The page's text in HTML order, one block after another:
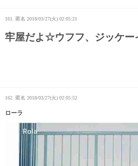
161. 匿名 2018/03/27(火) 02:05:21
牢屋だよ☆ウフフ、ジッケ
162. 匿名 2018/03/27(火) 02:05:52
ローラ